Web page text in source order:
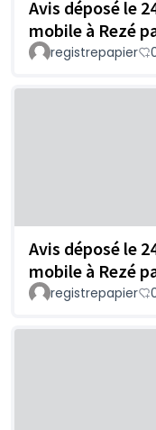
Avis déposé le
mobile à Rezé
registrepapier
Avis déposé le
mobile à Rezé
registrepapier